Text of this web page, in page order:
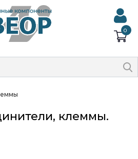
0
клеммы.